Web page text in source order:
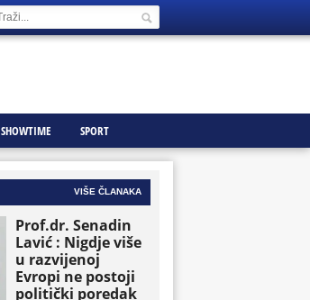
SHOWTIME SPORT
VIŠE ČLANAKA
Prof.dr. Senadin
Lavić : Nigdje više
u razvijenoj
Evropi ne postoji
politički poredak